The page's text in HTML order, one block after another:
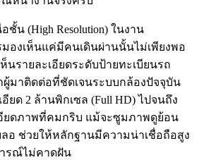
น (High Resolution) ในงาน
องเห็นแค่มีคนเดินผ่านนั้นไม่เพียงพอ
นรายละเอียดระดับป้ายทะเบียนรถ
มาติดต่อที่ชัดเจนระบบกล้องปัจจุบัน
ยด 2 ล้านพิกเซล (Full HD) ไปจนถึง
ยดภาพที่คมกริบ แม้จะซูมภาพดูย้อน
ลอ ช่วยให้หลักฐานมีความน่าเชื่อถือสูง
ารณ์ไม่คาดฝัน